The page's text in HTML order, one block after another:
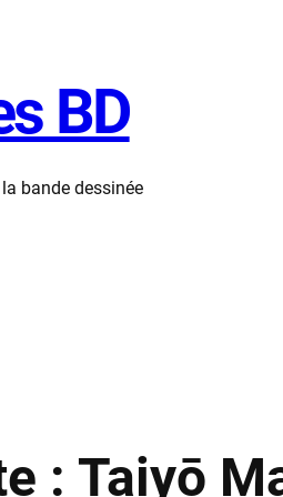
BD
bande dessinée
: Taiyō